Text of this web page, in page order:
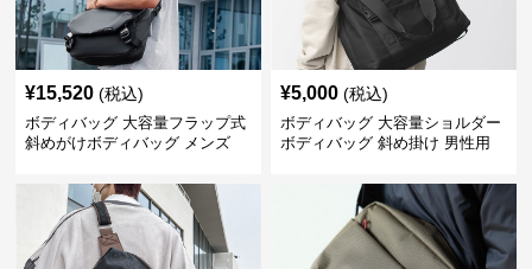
¥15,520 (税込)
ボディバッグ 大容量フラップ式
斜めがけボディバッグ メンズ
¥5,000 (税込)
ボディバッグ 大容量ショルダー
ボディバッグ 斜め掛け 男性用